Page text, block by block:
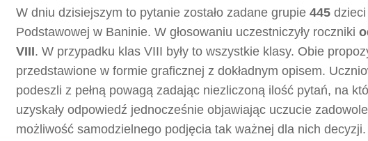
W dniu dzisiejszym to pytanie zostało zadane grupie 445 dzieci
Podstawowej w Baninie. W głosowaniu uczestniczyły roczniki
VIII. W przypadku klas VIII były to wszystkie klasy. Obie
przedstawione w formie graficznej z dokładnym opisem.
podeszli z pełną powagą zadając niezliczoną ilość pytań, na
uzyskały odpowiedź jednocześnie objawiając uczucie
możliwość samodzielnego podjęcia tak ważnej dla nich decyzji.